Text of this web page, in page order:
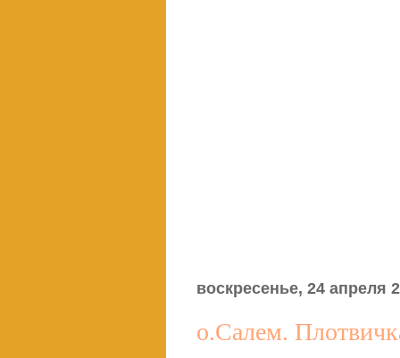
воскресенье, 24 апреля
о.Салем.